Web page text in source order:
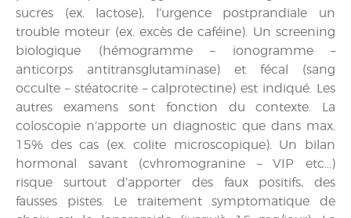
sucres (ex. lactose), l’urgence postprandiale un
trouble moteur (ex. excès de caféine). Un screening
biologique (hémogramme – ionogramme –
anticorps antitransglutaminase) et fécal (sang
occulte – stéatocrite – calprotectine) est indiqué. Les
autres examens sont fonction du contexte. La
coloscopie n’apporte un diagnostic que dans max.
15% des cas (ex. colite microscopique). Un bilan
hormonal savant (cvhromogranine – VIP etc…)
risque surtout d’apporter des faux positifs, des
fausses pistes. Le traitement symptomatique de